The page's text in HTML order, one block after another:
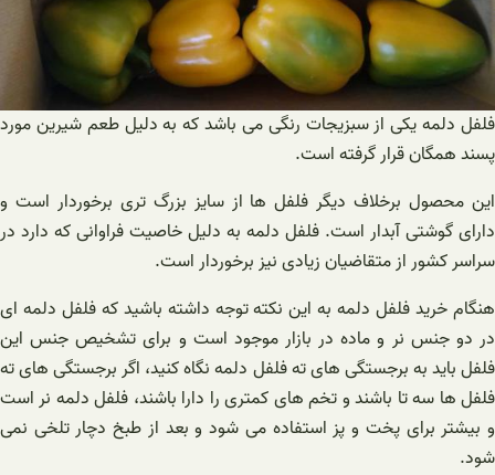
فلفل دلمه یکی از سبزیجات رنگی می باشد که به دلیل طعم شیرین مورد
پسند همگان قرار گرفته است.
این محصول برخلاف دیگر فلفل ها از سایز بزرگ تری برخوردار است و
دارای گوشتی آبدار است. فلفل دلمه به دلیل خاصیت فراوانی که دارد در
سراسر کشور از متقاضیان زیادی نیز برخوردار است.
هنگام خرید فلفل دلمه به این نکته توجه داشته باشید که فلفل دلمه ای
در دو جنس نر و ماده در بازار موجود است و برای تشخیص جنس این
فلفل باید به برجستگی های ته فلفل دلمه نگاه کنید، اگر برجستگی های ته
فلفل ها سه تا باشند و تخم های کمتری را دارا باشند، فلفل دلمه نر است
و بیشتر برای پخت و پز استفاده می شود و بعد از طبخ دچار تلخی نمی
شود.